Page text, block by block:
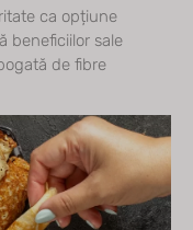
ca opțiune
beneficiilor sale
de fibre